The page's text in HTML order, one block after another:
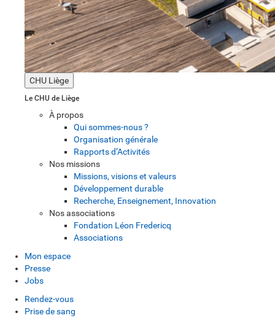
CHU Liège
Le CHU de Liège
À propos
Qui sommes-nous ?
Organisation générale
Rapports d’Activités
Nos missions
Missions, visions et valeurs
Développement durable
Recherche, Enseignement, Innovation
Nos associations
Fondation Léon Fredericq
Associations
Mon espace
Presse
Jobs
Rendez-vous
Prise de sang